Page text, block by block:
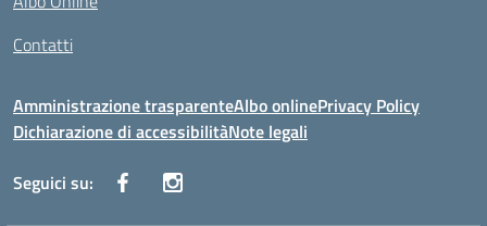
Contatti
Amministrazione trasparenteAlbo onlinePrivacy Policy
Dichiarazione di accessibilitàNote legali
Seguici su: